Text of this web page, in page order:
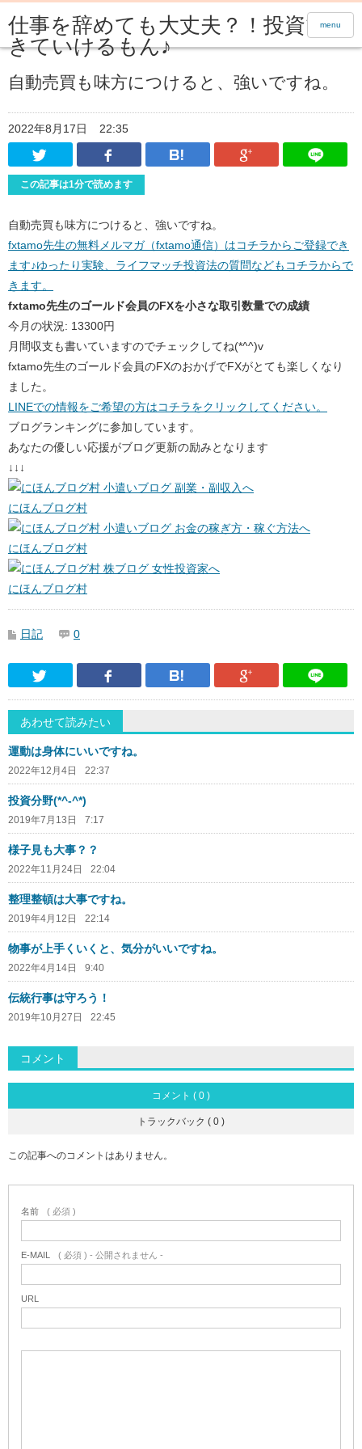
仕事を辞めても大丈夫？！投資で生
きていけるもん♪
menu
自動売買も味方につけると、強いですね。
2022年8月17日
22:35
Twitter
Facebook はてなブックマーク
Google
この記事は1分で読めます
自動売買も味方につけると、強いですね。
fxtamo先生の無料メルマガ（fxtamo通信）はコチラからご登録でき
ます♪ゆったり実験、ライフマッチ投資法の質問などもコチラからで
きます。
fxtamo先生のゴールド会員のFXを小さな取引数量での成績
今月の状況: 13300円
月間収支も書いていますのでチェックしてね(*^^)v
fxtamo先生のゴールド会員のFXのおかげでFXがとても楽しくなり
ました。
LINEでの情報をご希望の方はコチラをクリックしてください。
ブログランキングに参加しています。
あなたの優しい応援がブログ更新の励みとなります
↓↓↓
にほんブログ村
にほんブログ村
にほんブログ村
日記 0
Twitter Facebook はてなブックマーク
Google
あわせて読みたい
運動は身体にいいですね。
2022年12月4日 22:37
投資分野(*^-^*)
2019年7月13日 7:17
様子見も大事？？
2022年11月24日 22:04
整理整頓は大事ですね。
2019年4月12日 22:14
物事が上手くいくと、気分がいいですね。
2022年4月14日 9:40
伝統行事は守ろう！
2019年10月27日 22:45
コメント
コメント ( 0 )
トラックバック ( 0 )
この記事へのコメントはありません。
名前 ( 必須 )
E-MAIL ( 必須 ) - 公開されません -
URL